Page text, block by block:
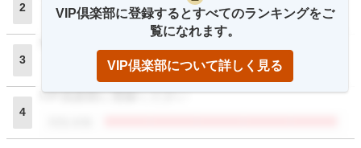
2
閲覧者数
3
4
VIP倶楽部に登録ください
VIP倶楽部に登録するとすべてのランキングをご
覧になれます。
VIP倶楽部について詳しく見る